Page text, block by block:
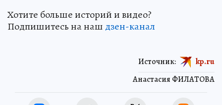
Хотите больше историй и видео?
Подпишитесь на наш дзен-канал
Анастасия ФИЛАТОВА
Источник: kp.ru